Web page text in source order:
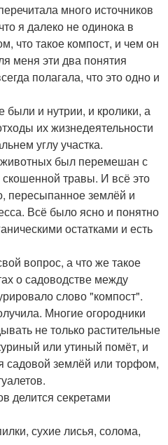
много источников
я далеко не одинока в
что такое компост, и чем он
меня эти два понятия
полагала, что это одно и
и нутрии, и кролики, а
их жизнедеятельности
углу участка.
животных был перемешан с
травы. И всё это
пересыпанное землёй и
Всё было ясно и понятно
остатками и есть
вопрос, а что же такое
о садоводстве между
слово "компост".
Многие огородники
не только растительные
или утиный помёт, и
садовой землёй или торфом,
делится секретами
сухие лисья, солома,